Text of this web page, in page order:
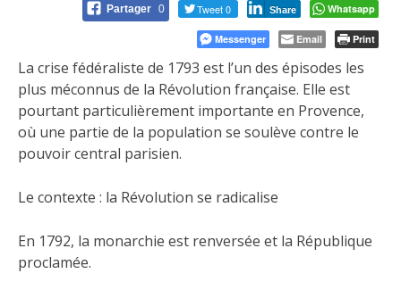
Partager 0 Tweet 0 Share Whatsapp
Messenger Email Print
La crise fédéraliste de 1793 est l’un des épisodes les
plus méconnus de la Révolution française. Elle est
pourtant particulièrement importante en Provence,
où une partie de la population se soulève contre le
pouvoir central parisien.
Le contexte : la Révolution se radicalise
En 1792, la monarchie est renversée et la République
proclamée.